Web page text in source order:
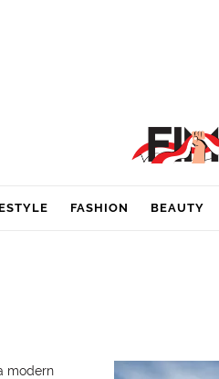
FASHION BEAUTY
modern